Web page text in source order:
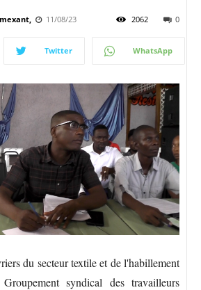
11/08/23 0
2062
Twitter WhatsApp
du secteur textile et de l'habillement
syndical des travailleurs